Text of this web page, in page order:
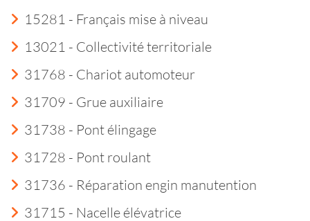
15281 - Français mise à niveau
13021 - Collectivité territoriale
31768 - Chariot automoteur
31709 - Grue auxiliaire
31738 - Pont élingage
31728 - Pont roulant
31736 - Réparation engin manutention
31715 - Nacelle élévatrice